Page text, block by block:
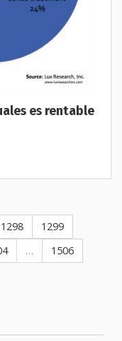
es rentable
1298
1299
…
1506